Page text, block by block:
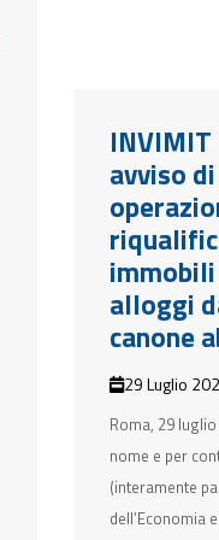
avviso
alloggi
canone
29 Luglio
Roma, 29
nome e per
(interamente
dell’Economia